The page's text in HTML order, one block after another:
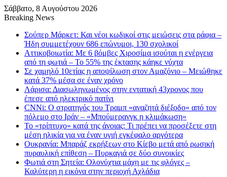
Σάββατο, 8 Αυγούστου 2026
Breaking News
Σούπερ Μάρκετ: Και νέοι κωδικοί στις μειώσεις στα ράφια –
Ήδη συμμετέχουν 686 επώνυμοι, 130 σχολικοί
Αττικοβοιωτία: Με 6 βόμβες Χιροσίμα ισούται η ενέργεια
από τη φωτιά – Το 55% της έκτασης κάηκε νύχτα
Σε χαμηλό 10ετίας η αποψίλωση στον Αμαζόνιο – Μειώθηκε
κατά 37% μέσα σε έναν χρόνο
Λάρισα: Διασωληνωμένος στην εντατική 43χρονος που
έπεσε από ηλεκτρικό πατίνι
CNNi: Ο στρατηγός του Τραμπ «αναζητά διέξοδο» από τον
πόλεμο στο Ιράν – «Μπούμερανγκ η κλιμάκωση»
Το «τρίπτυχο» κατά της άνοιας: Τι πρέπει να προσέξετε στη
μέση ηλικία για να έναν υγιή εγκέφαλο αργότερα
Ουκρανία: Μπαράζ εκρήξεων στο Κίεβο μετά από ρωσική
πυραυλική επίθεση – Πυρκαγιά σε δύο συνοικίες
Φωτιά στη Σητεία: Ολονύχτια μάχη με τις φλόγες –
Καλύτερη η εικόνα στην περιοχή Αχλάδια